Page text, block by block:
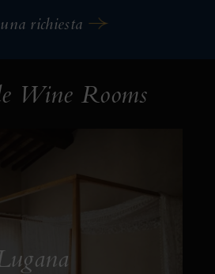
richiesta
Wine Rooms